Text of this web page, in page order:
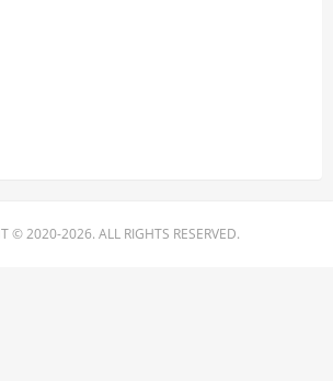
© 2020-2026. ALL RIGHTS RESERVED.